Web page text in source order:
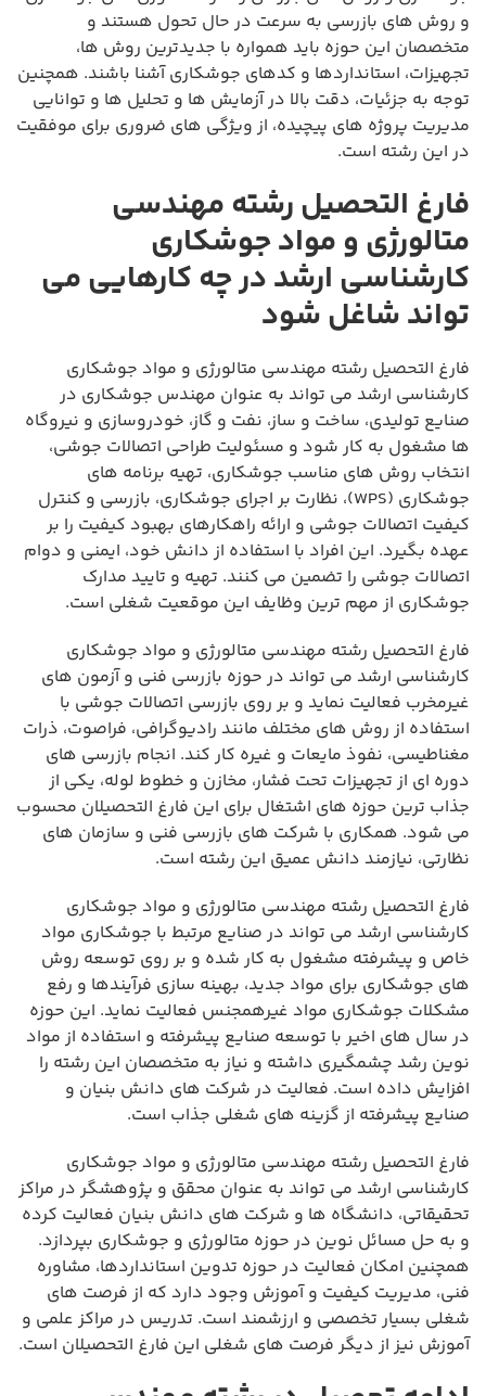
و روش های بازرسی به سرعت در حال تحول هستند و
متخصصان این حوزه باید همواره با جدیدترین روش ها،
تجهیزات، استانداردها و کدهای جوشکاری آشنا باشند. همچنین
توجه به جزئیات، دقت بالا در آزمایش ها و تحلیل ها و توانایی
مدیریت پروژه های پیچیده، از ویژگی های ضروری برای موفقیت
در این رشته است.
فارغ التحصیل رشته مهندسی
متالورژی و مواد جوشکاری
کارشناسی ارشد در چه کارهایی می
تواند شاغل شود
فارغ التحصیل رشته مهندسی متالورژی و مواد جوشکاری
کارشناسی ارشد می تواند به عنوان مهندس جوشکاری در
صنایع تولیدی، ساخت و ساز، نفت و گاز، خودروسازی و نیروگاه
ها مشغول به کار شود و مسئولیت طراحی اتصالات جوشی،
انتخاب روش های مناسب جوشکاری، تهیه برنامه های
جوشکاری (WPS)، نظارت بر اجرای جوشکاری، بازرسی و کنترل
کیفیت اتصالات جوشی و ارائه راهکارهای بهبود کیفیت را بر
عهده بگیرد. این افراد با استفاده از دانش خود، ایمنی و دوام
اتصالات جوشی را تضمین می کنند. تهیه و تایید مدارک
جوشکاری از مهم ترین وظایف این موقعیت شغلی است.
فارغ التحصیل رشته مهندسی متالورژی و مواد جوشکاری
کارشناسی ارشد می تواند در حوزه بازرسی فنی و آزمون های
غیرمخرب فعالیت نماید و بر روی بازرسی اتصالات جوشی با
استفاده از روش های مختلف مانند رادیوگرافی، فراصوت، ذرات
مغناطیسی، نفوذ مایعات و غیره کار کند. انجام بازرسی های
دوره ای از تجهیزات تحت فشار، مخازن و خطوط لوله، یکی از
جذاب ترین حوزه های اشتغال برای این فارغ التحصیلان محسوب
می شود. همکاری با شرکت های بازرسی فنی و سازمان های
نظارتی، نیازمند دانش عمیق این رشته است.
فارغ التحصیل رشته مهندسی متالورژی و مواد جوشکاری
کارشناسی ارشد می تواند در صنایع مرتبط با جوشکاری مواد
خاص و پیشرفته مشغول به کار شده و بر روی توسعه روش
های جوشکاری برای مواد جدید، بهینه سازی فرآیندها و رفع
مشکلات جوشکاری مواد غیرهمجنس فعالیت نماید. این حوزه
در سال های اخیر با توسعه صنایع پیشرفته و استفاده از مواد
نوین رشد چشمگیری داشته و نیاز به متخصصان این رشته را
افزایش داده است. فعالیت در شرکت های دانش بنیان و
صنایع پیشرفته از گزینه های شغلی جذاب است.
فارغ التحصیل رشته مهندسی متالورژی و مواد جوشکاری
کارشناسی ارشد می تواند به عنوان محقق و پژوهشگر در مراکز
تحقیقاتی، دانشگاه ها و شرکت های دانش بنیان فعالیت کرده
و به حل مسائل نوین در حوزه متالورژی و جوشکاری بپردازد.
همچنین امکان فعالیت در حوزه تدوین استانداردها، مشاوره
فنی، مدیریت کیفیت و آموزش وجود دارد که از فرصت های
شغلی بسیار تخصصی و ارزشمند است. تدریس در مراکز علمی و
آموزش نیز از دیگر فرصت های شغلی این فارغ التحصیلان است.